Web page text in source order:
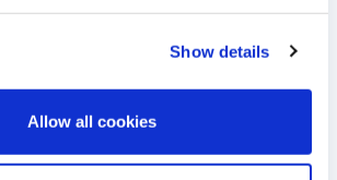
Show details
Allow all cookies
Julien Valton, Ph.D., Vice-President Gene